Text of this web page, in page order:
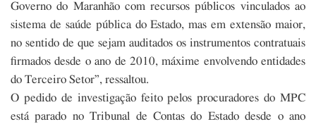
Governo do Maranhão com recursos públicos vinculados ao
sistema de saúde pública do Estado, mas em extensão maior,
no sentido de que sejam auditados os instrumentos contratuais
firmados desde o ano de 2010, máxime envolvendo entidades
do Terceiro Setor”, ressaltou.
O pedido de investigação feito pelos procuradores do MPC
está parado no Tribunal de Contas do Estado desde o ano